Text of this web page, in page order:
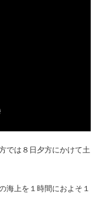
では８日夕方にかけて土
海上を１時間におよそ１